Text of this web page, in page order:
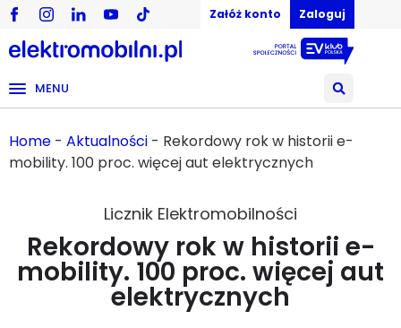
Załóż konto Zaloguj
MENU
Home - Aktualności - Rekordowy rok w historii e-
mobility. 100 proc. więcej aut elektrycznych
Licznik Elektromobilności
Rekordowy rok w historii e-
mobility. 100 proc. więcej aut
elektrycznych